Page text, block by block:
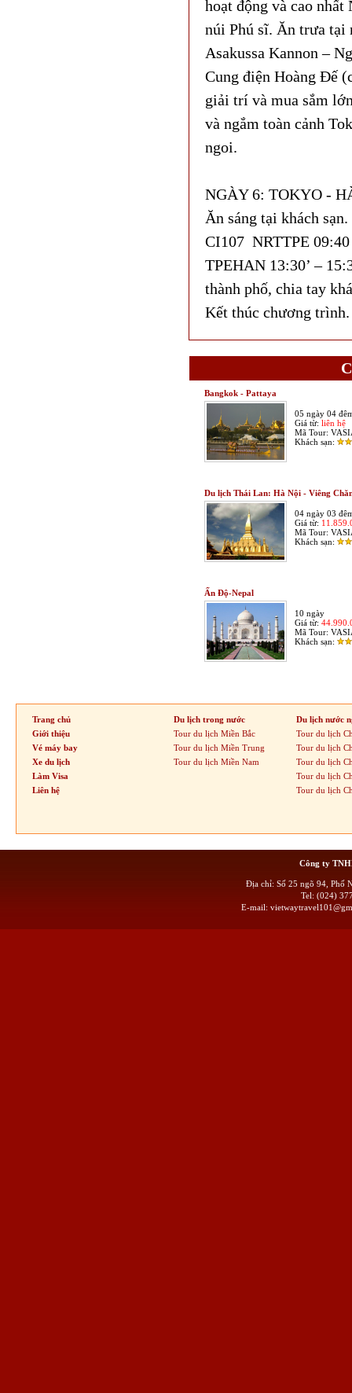
hoạt động và cao nhất
núi Phú sĩ. Ăn trưa tại
Asakussa Kannon –
Cung điện Hoàng Đế
giải trí và mua sắm
và ngắm toàn cảnh
ngoi.
NGÀY 6: TOKYO -
Ăn sáng tại khách
CI107 NRTTPE
TPEHAN 13:30’ –
thành phố, chia tay
Kết thúc chương trình.
Bangkok - Pattaya
05 ngày 04
Giá từ: liên hệ
Mã Tour:
Khách sạn:
Du lịch Thái Lan: Hà Nội - Viêng
04 ngày 03
Giá từ:
Mã Tour:
Khách sạn:
Ấn Độ-Nepal
10 ngày
Giá từ:
Mã Tour:
Khách sạn:
Trang chủ
Giới thiệu
Vé máy bay
Xe du lịch
Làm Visa
Liên hệ
Du lịch trong nước
Tour du lịch Miền Bắc
Tour du lịch Miền Trung
Tour du lịch Miền Nam
Du lịch nước
Tour du lịch
Tour du lịch
Tour du lịch
Tour du lịch
Tour du lịch
Công ty
Địa chỉ: Số 25 ngõ 94, Phố
Tel: (024)
E-mail: